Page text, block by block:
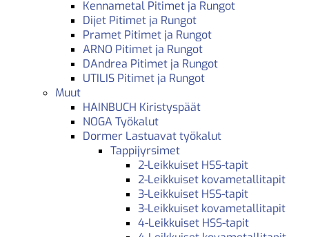
Kennametal Pitimet ja Rungot
Dijet Pitimet ja Rungot
Pramet Pitimet ja Rungot
ARNO Pitimet ja Rungot
DAndrea Pitimet ja Rungot
UTILIS Pitimet ja Rungot
Muut
HAINBUCH Kiristyspäät
NOGA Työkalut
Dormer Lastuavat työkalut
Tappijyrsimet
2-Leikkuiset HSS-tapit
2-Leikkuiset kovametallitapit
3-Leikkuiset HSS-tapit
3-Leikkuiset kovametallitapit
4-Leikkuiset HSS-tapit